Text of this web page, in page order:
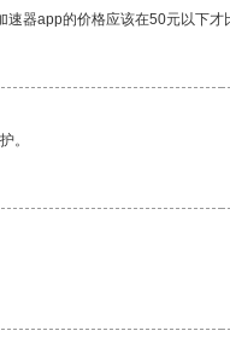
器app的价格应该在50元以下才
。